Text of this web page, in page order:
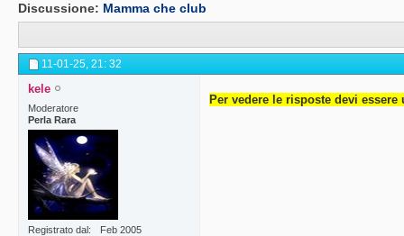
Discussione: Mamma che club
11-01-25, 21: 32
kele
Moderatore
Perla Rara
Registrato dal
Feb 2005
Per vedere le risposte devi